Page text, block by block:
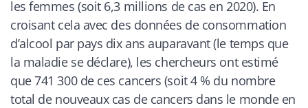
les femmes (soit 6,3 millions de cas en 2020). En
croisant cela avec des données de consommation
d’alcool par pays dix ans auparavant (le temps que
la maladie se déclare), les chercheurs ont estimé
que 741 300 de ces cancers (soit 4 % du nombre
total de nouveaux cas de cancers dans le monde en